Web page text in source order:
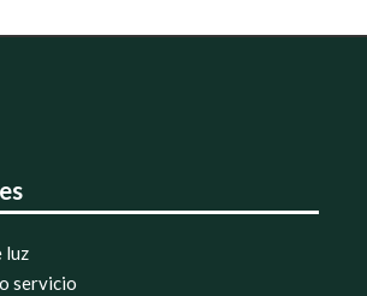
luz
servicio